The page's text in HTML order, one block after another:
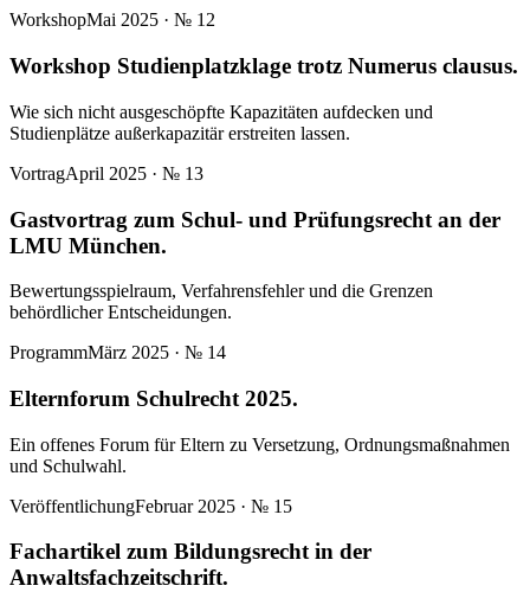
WorkshopMai 2025 · № 12
Workshop Studienplatzklage trotz Numerus clausus.
Wie sich nicht ausgeschöpfte Kapazitäten aufdecken und
Studienplätze außerkapazitär erstreiten lassen.
VortragApril 2025 · № 13
Gastvortrag zum Schul- und Prüfungsrecht an der
LMU München.
Bewertungsspielraum, Verfahrensfehler und die Grenzen
behördlicher Entscheidungen.
ProgrammMärz 2025 · № 14
Elternforum Schulrecht 2025.
Ein offenes Forum für Eltern zu Versetzung, Ordnungsmaßnahmen
und Schulwahl.
VeröffentlichungFebruar 2025 · № 15
Fachartikel zum Bildungsrecht in der
Anwaltsfachzeitschrift.